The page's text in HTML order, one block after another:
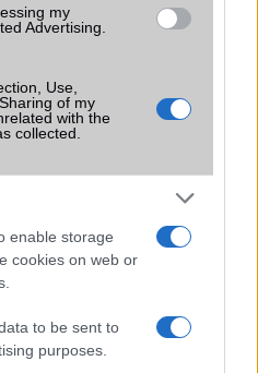
my
Advertising.
Use,
of my
with the
collected.
enable storage
cookies on web or
to be sent to
purposes.
IP54
Nincs publikus adat!
2026-07-13 19:00:00
ajánlatok
16e